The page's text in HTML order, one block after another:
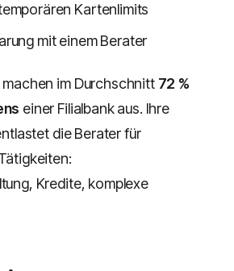
Kartenlimits
mit einem Berater
im Durchschnitt 72 %
einer Filialbank aus. Ihre
die Berater für
Kredite, komplexe